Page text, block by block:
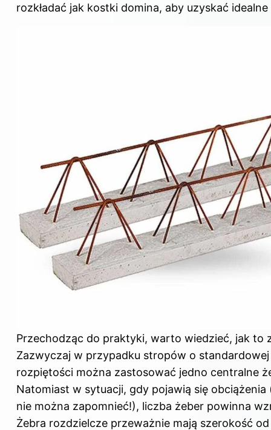
rozkładać jak kostki domina, aby uzyskać
Przechodząc do praktyki, warto wiedzieć, jak to
Zazwyczaj w przypadku stropów o standardowej
rozpiętości można zastosować jedno centralne
Natomiast w sytuacji, gdy pojawią się obciążenia
nie można zapomnieć!), liczba żeber powinna
Żebra rozdzielcze przeważnie mają szerokość